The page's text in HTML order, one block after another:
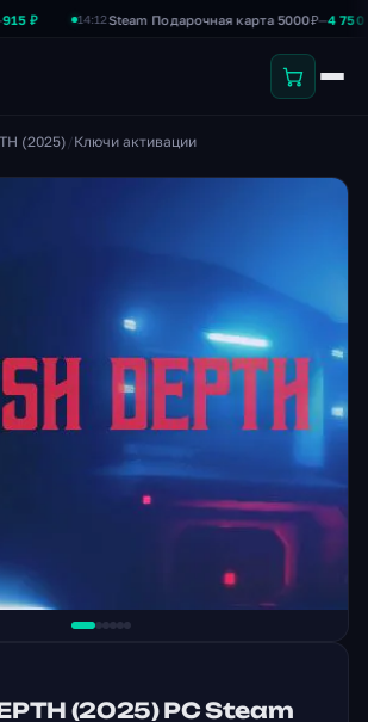
14:12 Steam Подарочная карта 5000₽ —4 750 ₽
(2025) /Ключи активации
(2025) PC Steam